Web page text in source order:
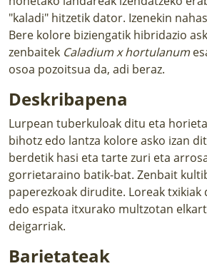
"kaladi" hitzetik dator. Izenekin
Bere kolore biziengatik hibridazio
zenbaitek Caladium x hortulanum
osoa pozoitsua da, adi beraz.
Deskribapena
Lurpean tuberkuloak ditu eta
bihotz edo lantza kolore asko izan
berdetik hasi eta tarte zuri eta
gorrietaraino batik-bat. Zenbait
paperezkoak dirudite. Loreak
edo espata itxurako multzotan
deigarriak.
Barietateak